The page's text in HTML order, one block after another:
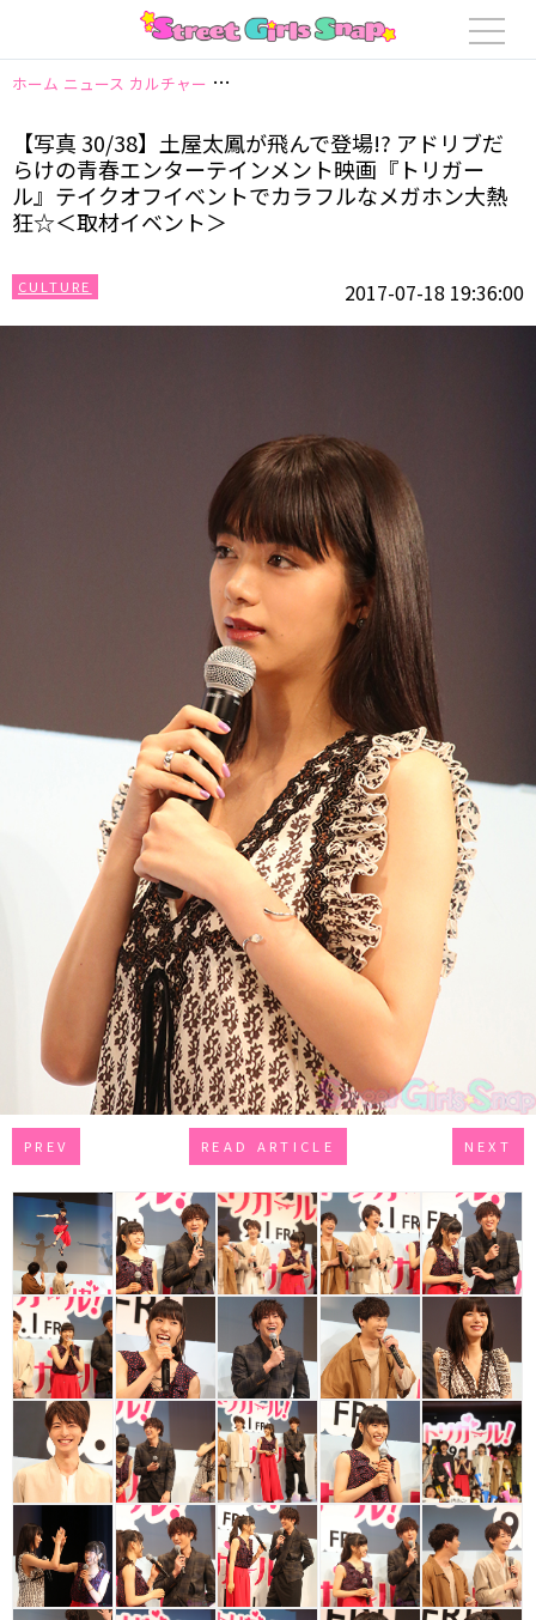
ホーム ニュース カルチャー 【写真 30/38】土屋太鳳が飛んで登場!? アド
【写真 30/38】土屋太鳳が飛んで登場!? アドリブだ
らけの青春エンターテインメント映画『トリガー
ル』テイクオフイベントでカラフルなメガホン大熱
狂☆＜取材イベント＞
CULTURE 2017-07-18 19:36:00
PREV READ ARTICLE NEXT